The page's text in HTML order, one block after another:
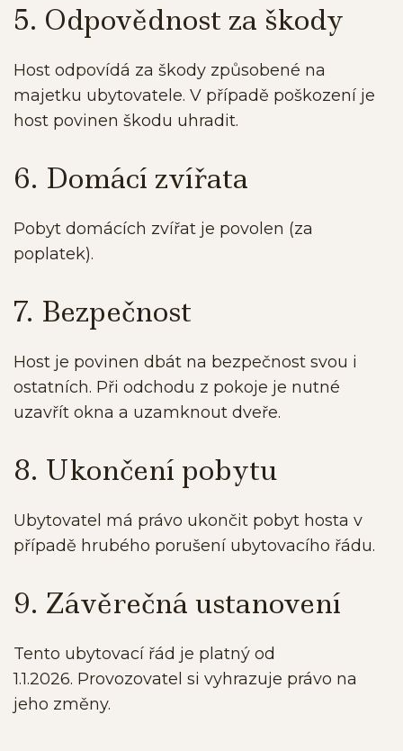
5. Odpovědnost za škody
Host odpovídá za škody způsobené na
majetku ubytovatele. V případě poškození je
host povinen škodu uhradit.
6. Domácí zvířata
Pobyt domácích zvířat je povolen (za
poplatek).
7. Bezpečnost
Host je povinen dbát na bezpečnost svou i
ostatních. Při odchodu z pokoje je nutné
uzavřít okna a uzamknout dveře.
8. Ukončení pobytu
Ubytovatel má právo ukončit pobyt hosta v
případě hrubého porušení ubytovacího řádu.
9. Závěrečná ustanovení
Tento ubytovací řád je platný od
1.1.2026. Provozovatel si vyhrazuje právo na
jeho změny.